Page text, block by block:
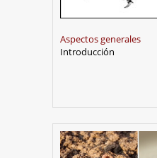
Aspectos generales
Introducción